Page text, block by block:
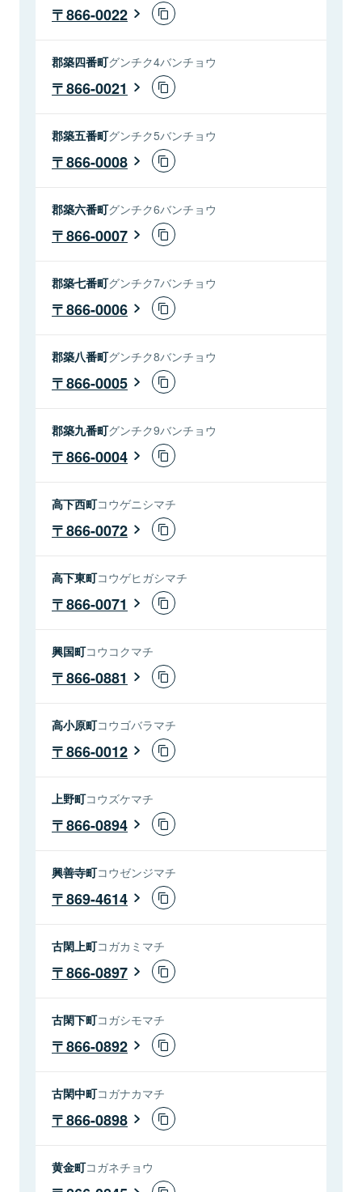
866-0022
郡築四番町グンチク4バンチョウ
866-0021
郡築五番町グンチク5バンチョウ
866-0008
郡築六番町グンチク6バンチョウ
866-0007
郡築七番町グンチク7バンチョウ
866-0006
郡築八番町グンチク8バンチョウ
866-0005
郡築九番町グンチク9バンチョウ
866-0004
高下西町コウゲニシマチ
866-0072
高下東町コウゲヒガシマチ
866-0071
興国町コウコクマチ
866-0881
高小原町コウゴバラマチ
866-0012
上野町コウズケマチ
866-0894
興善寺町コウゼンジマチ
869-4614
古閑上町コガカミマチ
866-0897
古閑下町コガシモマチ
866-0892
古閑中町コガナカマチ
866-0898
黄金町コガネチョウ